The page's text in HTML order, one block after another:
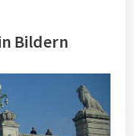
Bildern